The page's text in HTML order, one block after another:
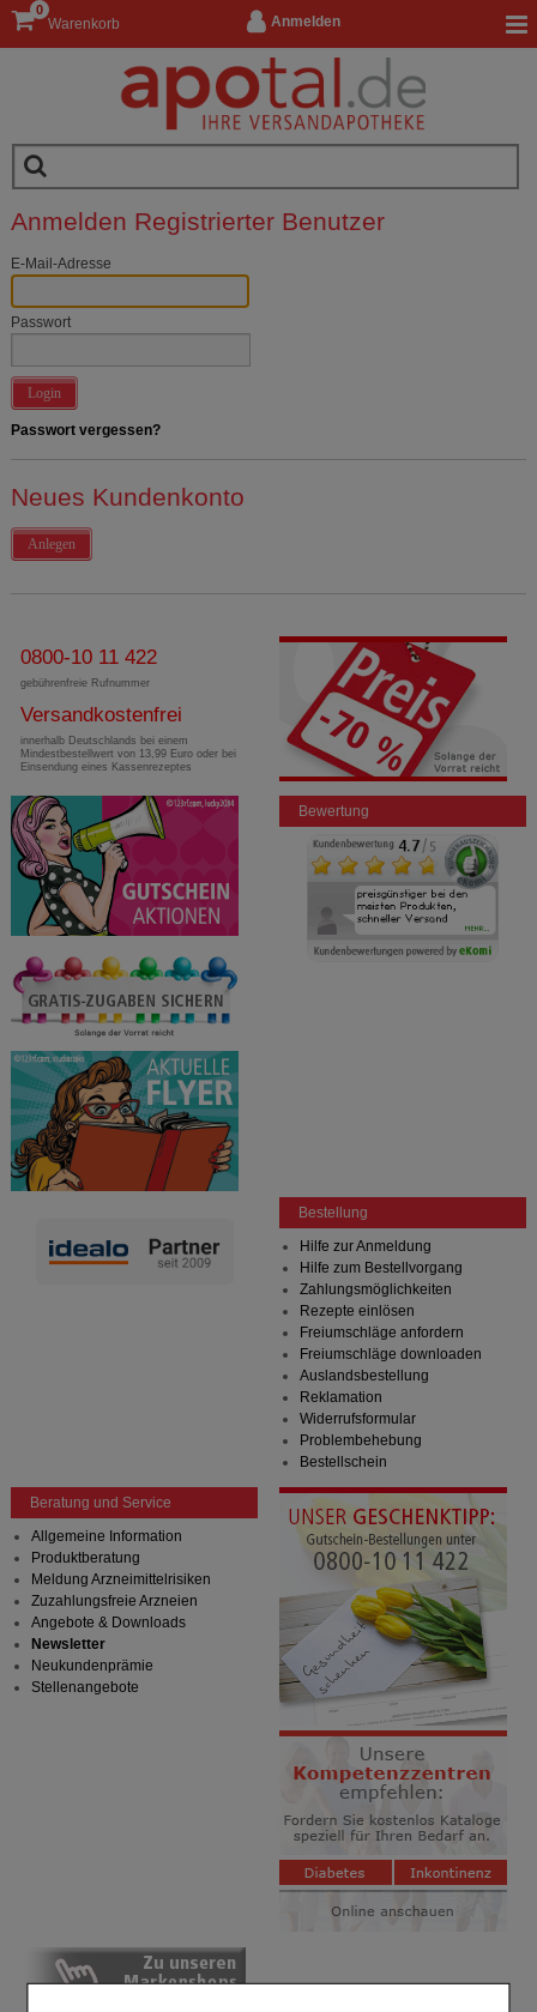
Anmelden
Warenkorb
0
Anmelden Registrierter Benutzer
E-Mail-Adresse
Passwort
Login
Passwort vergessen?
Neues Kundenkonto
Anlegen
0800-10 11 422
gebührenfreie Rufnummer
Versandkostenfrei
innerhalb Deutschlands bei einem
Mindestbestellwert von 13,99 Euro oder bei
Einsendung eines Kassenrezeptes
Bewertung
Bestellung
Hilfe zur Anmeldung
Hilfe zum Bestellvorgang
Zahlungsmöglichkeiten
Rezepte einlösen
Freiumschläge anfordern
Freiumschläge downloaden
Auslandsbestellung
Reklamation
Widerrufsformular
Problembehebung
Bestellschein
Beratung und Service
Allgemeine Information
Produktberatung
Meldung Arzneimittelrisiken
Zuzahlungsfreie Arzneien
Angebote & Downloads
Newsletter
Neukundenprämie
Stellenangebote